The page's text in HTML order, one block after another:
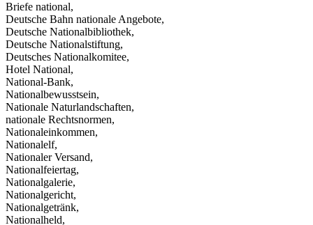
Briefe national,
Deutsche Bahn nationale Angebote,
Deutsche Nationalbibliothek,
Deutsche Nationalstiftung,
Deutsches Nationalkomitee,
Hotel National,
National-Bank,
Nationalbewusstsein,
Nationale Naturlandschaften,
nationale Rechtsnormen,
Nationaleinkommen,
Nationalelf,
Nationaler Versand,
Nationalfeiertag,
Nationalgalerie,
Nationalgericht,
Nationalgetränk,
Nationalheld,